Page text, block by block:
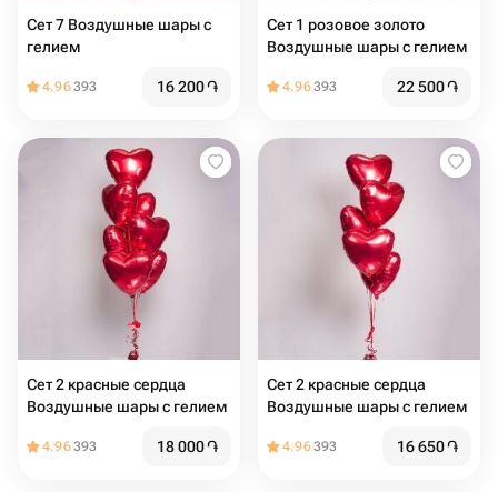
Сет 7 Воздушные шары с
гелием
4.96393 16 200֏
Сет 1 розовое золото
Воздушные шары с гелием
4.96393 22 500֏
Сет 2 красные сердца
Воздушные шары с гелием
4.96393 18 000֏
Сет 2 красные сердца
Воздушные шары с гелием ️
4.96393 16 650֏